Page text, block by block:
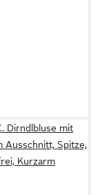
Dirndlbluse mit
Ausschnitt, Spitze,
Kurzarm